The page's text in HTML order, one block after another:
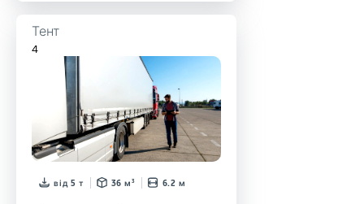
Тент
4
від 5 т 36 м³ 6.2 м